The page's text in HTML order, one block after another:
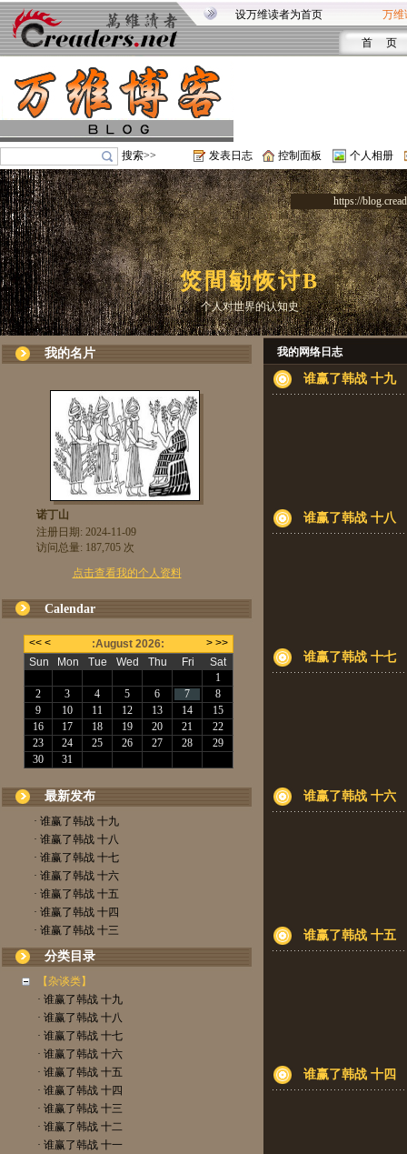
设万维读者为首页 万维
首 页
搜索>> 发表日志 控制面板 个人相册
https://
焂間勄恢讨B
个人对世界的认知史
我的名片
诺丁山
注册日期: 2024-11-09
访问总量: 187,705 次
点击查看我的个人资料
Calendar
最新发布
· 谁赢了韩战 十九
· 谁赢了韩战 十八
· 谁赢了韩战 十七
· 谁赢了韩战 十六
· 谁赢了韩战 十五
· 谁赢了韩战 十四
· 谁赢了韩战 十三
分类目录
【杂谈类】
· 谁赢了韩战 十九
· 谁赢了韩战 十八
· 谁赢了韩战 十七
· 谁赢了韩战 十六
· 谁赢了韩战 十五
· 谁赢了韩战 十四
· 谁赢了韩战 十三
· 谁赢了韩战 十二
· 谁赢了韩战 十一
我的网络日志
谁赢了韩战 十九
谁赢了韩战 十八
谁赢了韩战 十七
谁赢了韩战 十六
谁赢了韩战 十五
谁赢了韩战 十四